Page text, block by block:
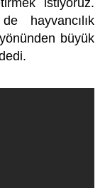
istiyoruz.
hayvancılık
büyük